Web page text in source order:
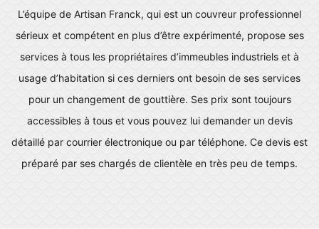
L’équipe de Artisan Franck, qui est un couvreur professionnel
sérieux et compétent en plus d’être expérimenté, propose ses
services à tous les propriétaires d’immeubles industriels et à
usage d’habitation si ces derniers ont besoin de ses services
pour un changement de gouttière. Ses prix sont toujours
accessibles à tous et vous pouvez lui demander un devis
détaillé par courrier électronique ou par téléphone. Ce devis est
préparé par ses chargés de clientèle en très peu de temps.